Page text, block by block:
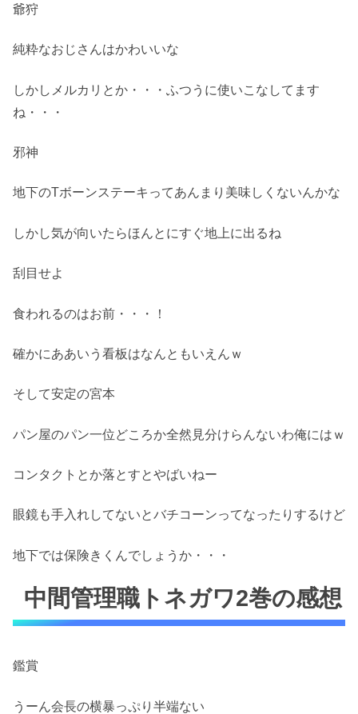
爺狩
純粋なおじさんはかわいいな
しかしメルカリとか・・・ふつうに使いこなしてます
ね・・・
邪神
地下のTボーンステーキってあんまり美味しくないんかな
しかし気が向いたらほんとにすぐ地上に出るね
刮目せよ
食われるのはお前・・・！
確かにああいう看板はなんともいえんｗ
そして安定の宮本
パン屋のパン一位どころか全然見分けらんないわ俺にはｗ
コンタクトとか落とすとやばいねー
眼鏡も手入れしてないとバチコーンってなったりするけど
地下では保険きくんでしょうか・・・
中間管理職トネガワ2巻の感想
鑑賞
うーん会長の横暴っぷり半端ない